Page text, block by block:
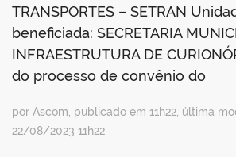
TRANSPORTES – SETRAN
beneficiada: SECRETARIA
INFRAESTRUTURA DE
do processo de convênio do
por Ascom, publicado em 11h22, última
22/08/2023 11h22